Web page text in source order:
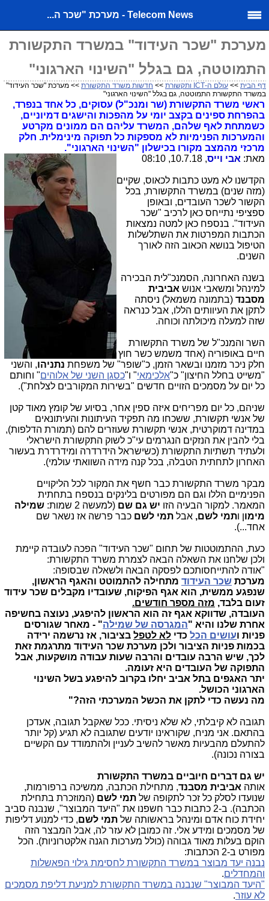
Telecom News - מערכת "שכר ה...
מערכת "שכר העידוד" במשרד התקשורת
התמוטטה, גם בגלל "השינוי הארגוני"
דף הבית >> עולם ה-ICT ותקשורת >> חדשות משרד התקשורת >> מערכת "שכר העידוד"
במשרד התקשורת התמוטטה, גם בגלל "השינוי הארגוני"
ראשי משרד התקשורת (שר ומנכ"ל) עסוקים, כל אחד בנפרד,
בהפרחת ספינים בקצב יומי על מהפכות והישגים דמיוניים,
כשמתחת לאף שלהם, המשרד עליהם הם ממונים מקרטע
והמערכות הפנימיות לא מספקות כל תפוקה מינימלית. חלק
מרכזי מהמצב מקורו בכישלון "השינוי הארגוני".
מאת: אבי וייס, 10.7.18, 08:10
הקדשנו לא מעט כתבות לכאוס, שקיים
(מזה שנים) במשרד התקשורת, בכל
הקשור לשכר העובדים, ובאופן
ספציפי נתייחס כאן לרכיב "שכר
העידוד". בנספח כאן למטה נמצאות
הכתבות המפרטות את השתלשלות
הטיפול בנושא הכאוב הזה לאורך
השנים.
בשנה האחרונה, הסמנכ"לית הבכירה
למינהל ומשאבי אנוש אביבית
מסבנד (בתמונה משמאל) ניסתה
לתקן את העיוותים הללו, אבל כנראה
שזה למעלה מיכולתה וכוחה.
השר והמנכ"ל של משרד התקשורת
חיים באופוריה (אחד משמש כשר חוץ
חלק ניכר מזמנו ובשאר הזמן, כ"שופר" של משפחת נתניהו, והשני
"משייט בחלל החיצון" כ"אלכימאי" ו"כסגן השני של אלוהים" וחותם
כל יום על מסמכים הזויים חדשים "בשירות המקורבים לצלחת").
שניהם, כל יום מפריחים איזה ספין אחר, בסיוע של קומץ מאוד קטן
של אנשי תקשורת, ששכחו מה תפקיד העיתונות והעיתונאים
במדינה דמוקרטית, אנשי תקשורת שעוזרים להם (תמורת הדלפות),
בלי להבין את הנזקים הנגרמים עי"כ לשוק התקשורת הישראלי
ולעתיד תשתיות התקשורת (כשישראל הידרדרה ומידרדרת בעשור
האחרון לתחתית הטבלה, בכל קנה מידה השוואתי עולמי).
מבקר משרד התקשורת כבר חשף את המקור לכל הליקויים
הפנימיים הללו וגם הם מפורטים בלינקים בנספח בתחתית
המאמר. למקור הבעיה הזו יש גם שם (למעשה 2 שמות:
שמילה
מימון ותמי לשם, אבל תמי לשם כבר פרשה אז נשאר שם
אחד...).
כעת, ההתמוטטות של תחום "שכר העידוד" הפכה לעובדה קיימת
ולכן שלחנו את השאלה הבאה לצמרת משרד התקשורת:
"אודה להתייחסותכם לפסקה הבאה ולשאלה שבסופה:
מערכת שכר העידוד מתחילה להתמוטט והאגף הראשון,
שנפגע ממשית, הוא אגף הפיקוח, שעובדיו מקבלים שכר עידוד
זעום בלבד, מזה מספר חודשים.
העובדה, שדווקא אגף זה הוא הראשון להיפגע, נעוצה בחשיפה
אחרת שלנו והיא "המגרסה של שמילה" - מאחר שגורסים
פניות ועושים הכל כדי לא לטפל בציבור, אז נרשמה ירידה
בכמות פניות הציבור ולכן מערכת שכר העידוד מתרגמת זאת
לכך, שיש הרבה עובדים והרבה שעות עבודה מושקעות, אבל
התפוקה של העובדים היא זעומה.
יתר האגפים בתל אביב יחלו בקרוב להיפגע בשל השינוי
הארגוני הכושל.
מה נעשה כדי לתקן את הכשל המערכתי הזה?"
תגובה לא קיבלתי, לא שלא ניסיתי. ככל שאקבל תגובה, אעדכן
בהתאם. אני מניח, שקוראינו יודעים שתגובה לא תגיע (קל יותר
להתעלם מהבעיות מאשר להשיב לעניין ולהתמודד עם הקשיים
בצורה נכונה).
יש גם דברים חיוביים במשרד התקשורת
אותה אביבית מסבנד, מתחילת הכתבה, ממשיכה ברפורמות,
שנועדו לסלק כל זכר לתקופה של תמי לשם (המוזכרת בתחילת
הכתבה). ב-2 כתבות כבר חשפנו את "היעד המבוצר", שנבנה סביב
יחידת כוח אדם ומינהל בראשותה של תמי לשם, כדי למנוע דליפות
של מסמכים ומידע אלי. זה כמובן לא עזר לה, אבל המבצר הזה
הוקם בעלות מאוד גבוהה (כולל מערכות הגנה אלקטרוניות). הכל
מפורט ב-2 הכתבות:
נבנה יעד מבוצר במשרד התקשורת לחסימת גילוי הפאשלות
והמחדלים.
"היעד המבוצר" שנבנה במשרד התקשורת למניעת דליפת מסמכים
לא עוזר.